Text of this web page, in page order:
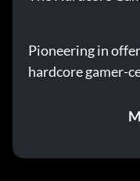
You Shouldn't Be
Comment vous
mission
Pioneering in
hardcore gamer-